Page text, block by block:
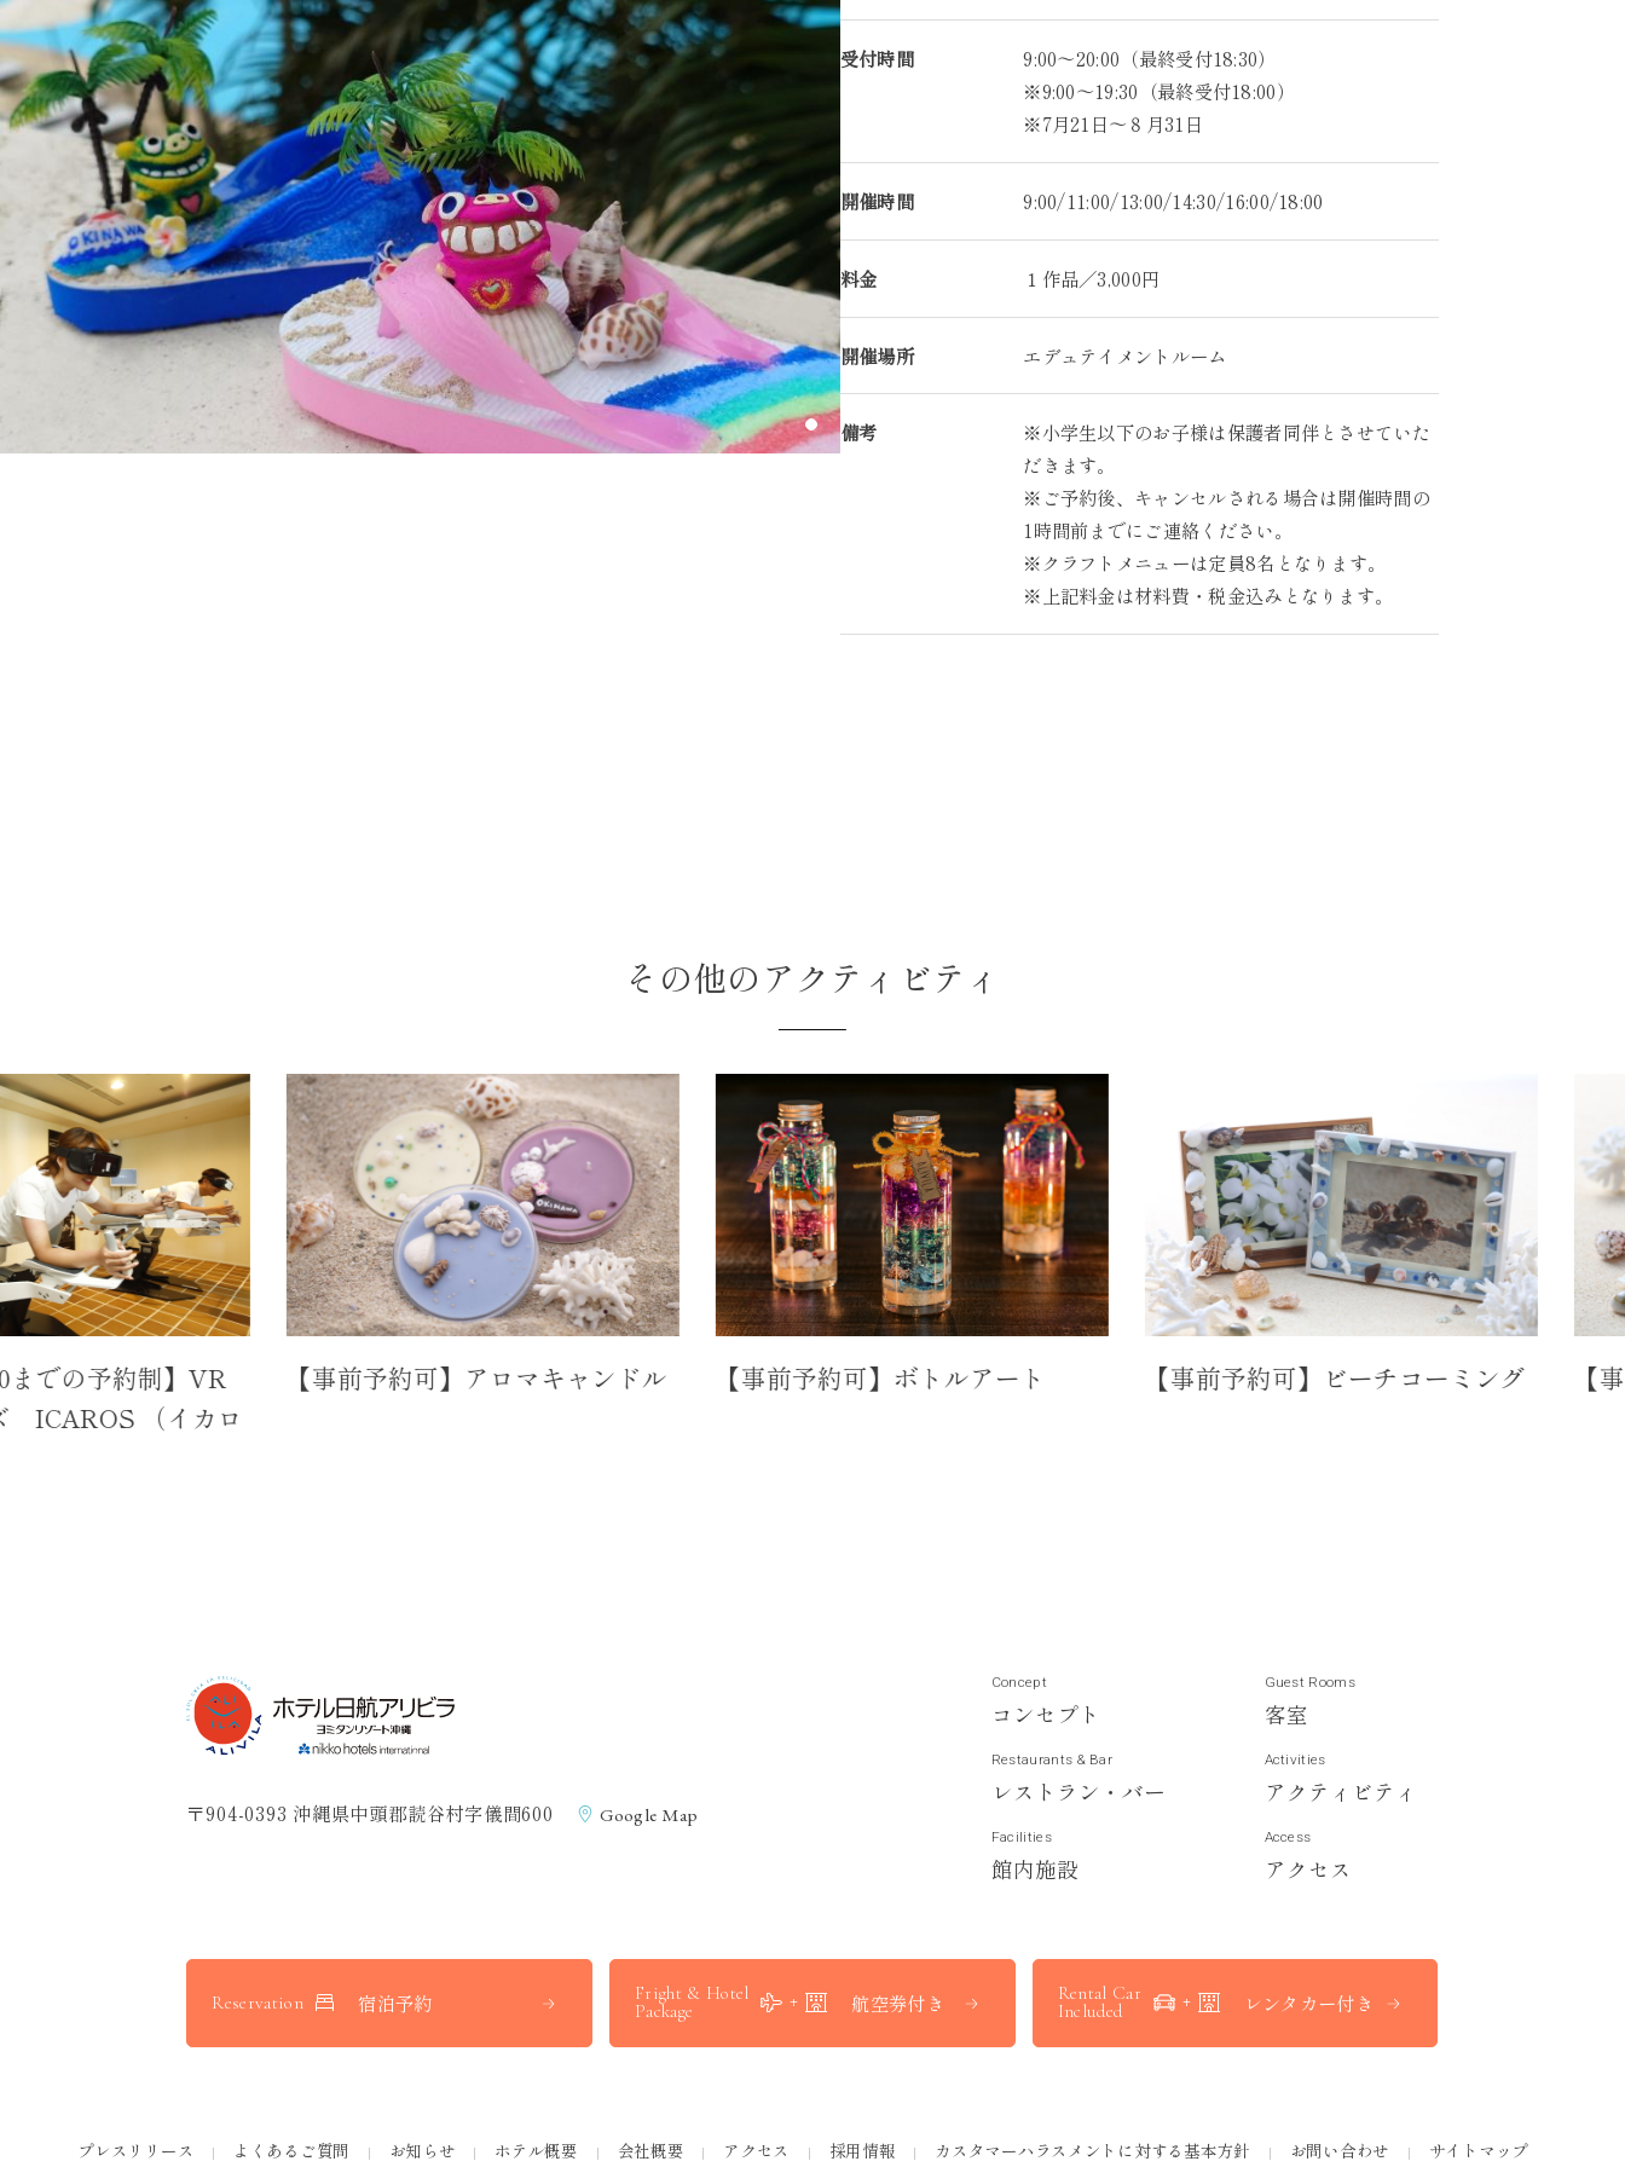
受付時間
9:00～20:00（最終受付18:30）
※9:00～19:30（最終受付18:00）
※7月21日～８月31日
開催時間 9:00/11:00/13:00/14:30/16:00/18:00
料金 １作品／3,000円
開催場所 エデュテイメントルーム
備考
※小学生以下のお子様は保護者同伴とさせていた
だきます。
※ご予約後、キャンセルされる場合は開催時間の
1時間前までにご連絡ください。
※クラフトメニューは定員8名となります。
※上記料金は材料費・税金込みとなります。
その他のアクティビティ
予約制】VR
（イカロ
【事前予約可】アロマキャンドル 【事前予約可】ボトルアート 【事前予約可】ビーチコーミング 【事前予
〒904-0393 沖縄県中頭郡読谷村字儀間600 Google Map
Concept
コ ンセ プト
Guest Rooms
客室
Restaurants & Bar
レ ス ト ラ ン ・ バー
Activities
ア ク テ ィ ビ テ ィ
Facilities
館内施設
Access
ア ク セ ス
Reservation 宿泊予約
Fright & Hotel
Package
航空券付き
Rental Car
Included
レンタカー付き
プレスリリース よくあるご質問 お知らせ ホテル概要 会社概要 アクセス 採用情報 カスタマーハラスメントに対する基本方針 お問い合わせ サイトマップ